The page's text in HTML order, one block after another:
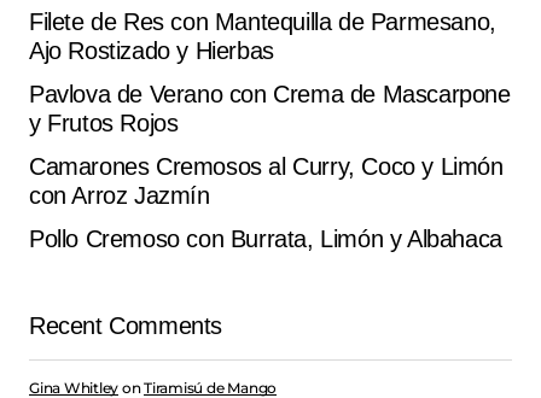
Filete de Res con Mantequilla de Parmesano,
Ajo Rostizado y Hierbas
Pavlova de Verano con Crema de Mascarpone
y Frutos Rojos
Camarones Cremosos al Curry, Coco y Limón
con Arroz Jazmín
Pollo Cremoso con Burrata, Limón y Albahaca
Recent Comments
Gina Whitley onTiramisú de Mango